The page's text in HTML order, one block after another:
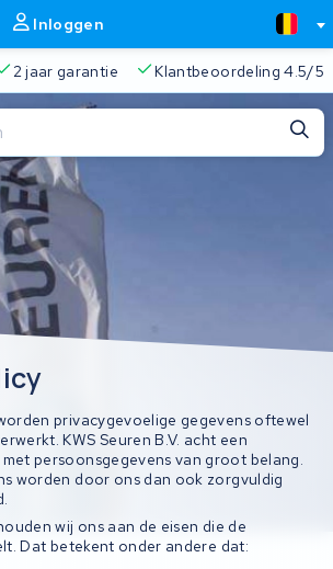
Inloggen
2 jaar garantie Klantbeoordeling 4.5/5
privacygevoelige gegevens oftewel
KWS Seuren B.V. acht een
persoonsgegevens van groot belang.
worden door ons dan ook zorgvuldig
wij ons aan de eisen die de
Dat betekent onder andere dat:
Je winkelwagen is leeg.
Altijd een passende oplossing
Sluiten
in de zoekbalk om te zoeken